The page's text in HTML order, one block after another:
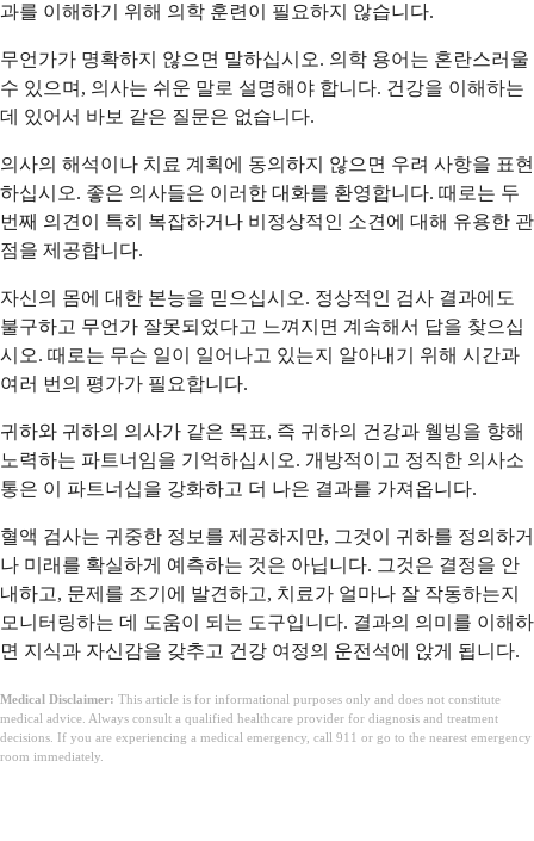
과를 이해하기 위해 의학 훈련이 필요하지 않습니다.
무언가가 명확하지 않으면 말하십시오. 의학 용어는 혼란스러울
수 있으며, 의사는 쉬운 말로 설명해야 합니다. 건강을 이해하는
데 있어서 바보 같은 질문은 없습니다.
의사의 해석이나 치료 계획에 동의하지 않으면 우려 사항을 표현
하십시오. 좋은 의사들은 이러한 대화를 환영합니다. 때로는 두
번째 의견이 특히 복잡하거나 비정상적인 소견에 대해 유용한 관
점을 제공합니다.
자신의 몸에 대한 본능을 믿으십시오. 정상적인 검사 결과에도
불구하고 무언가 잘못되었다고 느껴지면 계속해서 답을 찾으십
시오. 때로는 무슨 일이 일어나고 있는지 알아내기 위해 시간과
여러 번의 평가가 필요합니다.
귀하와 귀하의 의사가 같은 목표, 즉 귀하의 건강과 웰빙을 향해
노력하는 파트너임을 기억하십시오. 개방적이고 정직한 의사소
통은 이 파트너십을 강화하고 더 나은 결과를 가져옵니다.
혈액 검사는 귀중한 정보를 제공하지만, 그것이 귀하를 정의하거
나 미래를 확실하게 예측하는 것은 아닙니다. 그것은 결정을 안
내하고, 문제를 조기에 발견하고, 치료가 얼마나 잘 작동하는지
모니터링하는 데 도움이 되는 도구입니다. 결과의 의미를 이해하
면 지식과 자신감을 갖추고 건강 여정의 운전석에 앉게 됩니다.
Medical Disclaimer: This article is for informational purposes only and does not constitute
medical advice. Always consult a qualified healthcare provider for diagnosis and treatment
decisions. If you are experiencing a medical emergency, call 911 or go to the nearest emergency
room immediately.